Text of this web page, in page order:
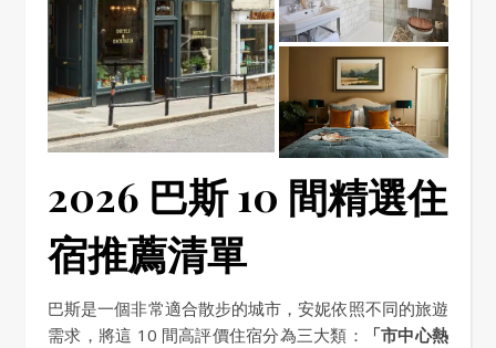
2026 巴斯 10 間精選住
宿推薦清單
巴斯是一個非常適合散步的城市，安妮依照不同的旅遊
需求，將這 10 間高評價住宿分為三大類：
「市中心熱